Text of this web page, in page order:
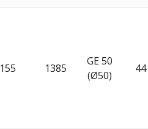
155 1385
GE 50
(Ø50)
44